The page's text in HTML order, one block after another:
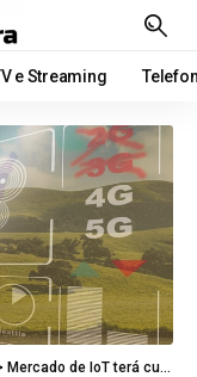
e Streaming
Mercado de IoT terá custo de R$ 10 bilhões com desligamento do 2G e 3G